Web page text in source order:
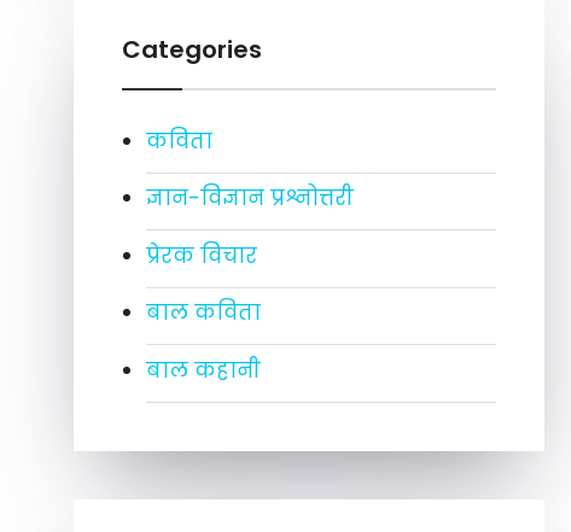
Categories
कविता
ज्ञान-विज्ञान प्रश्नोत्तरी
प्रेरक विचार
बाल कविता
बाल कहानी